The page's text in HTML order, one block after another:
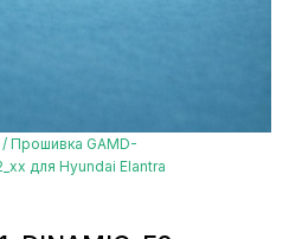
/ Прошивка GAMD-
для Hyundai Elantra